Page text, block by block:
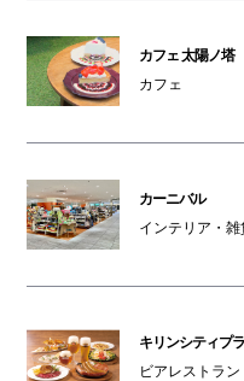
カフェ 太陽ノ塔
カフェ
カーニバル
インテリア・雑
キリンシティプ
ビアレストラン